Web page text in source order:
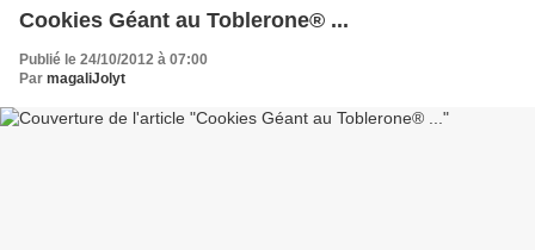
Cookies Géant au Toblerone® ...
Publié le 24/10/2012 à 07:00
Par magaliJolyt